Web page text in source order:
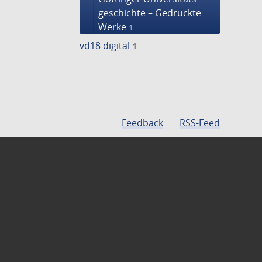
geschichte – Gedruckte
Werke 1
vd18 digital 1
Feedback RSS-Feed